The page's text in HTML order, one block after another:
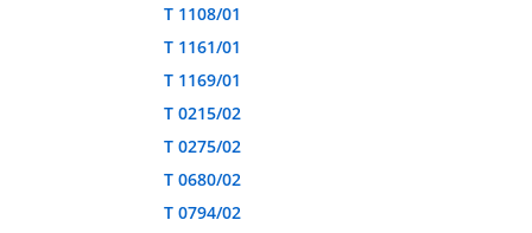
T 1108/01
T 1161/01
T 1169/01
T 0215/02
T 0275/02
T 0680/02
T 0794/02